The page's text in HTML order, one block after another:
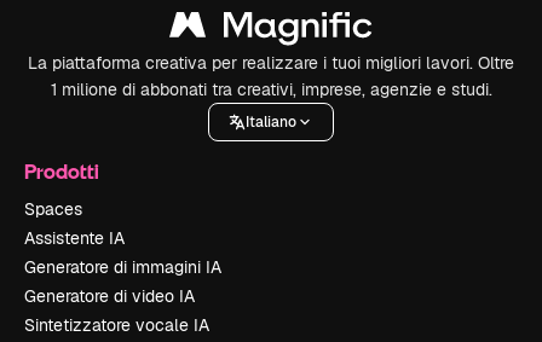
La piattaforma creativa per realizzare i tuoi migliori lavori. Oltre
1 milione di abbonati tra creativi, imprese, agenzie e studi.
Italiano
Prodotti
Spaces
Assistente IA
Generatore di immagini IA
Generatore di video IA
Sintetizzatore vocale IA